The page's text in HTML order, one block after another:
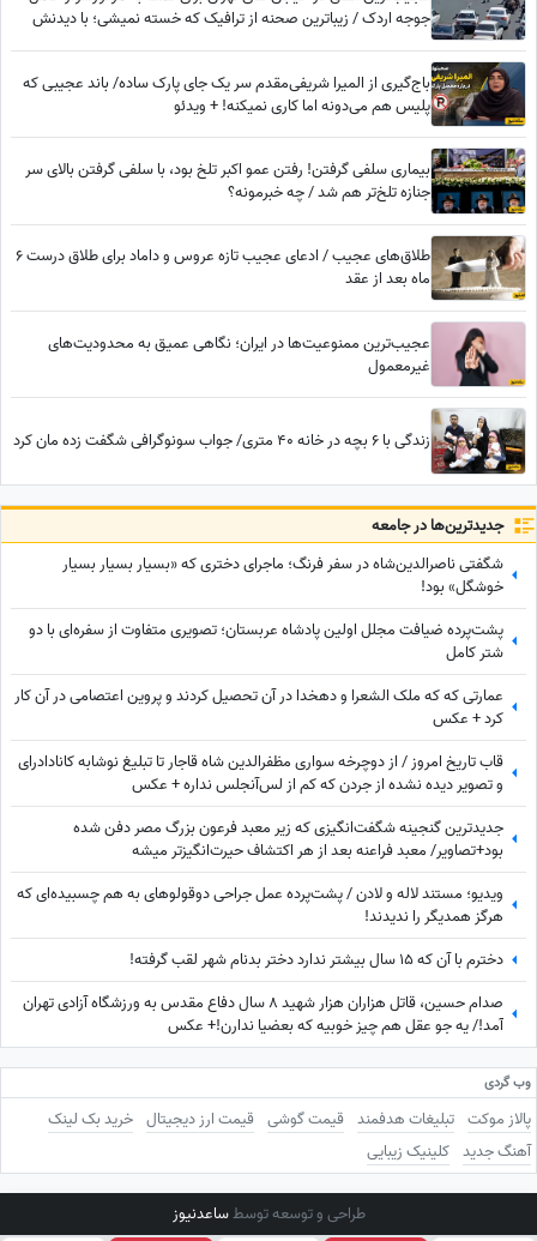
جوجه اردک / زیباترین صحنه از ترافیک که خسته نمیشی؛ با دیدنش
باج‌گیری از المیرا شریفی‌مقدم سر یک جای پارک ساده/ باند عجیبی که
پلیس هم می‌دونه اما کاری نمیکنه! + ویدئو
بیماری سلفی گرفتن! رفتن عمو اکبر تلخ بود، با سلفی گرفتن بالای سر
جنازه تلخ‌تر هم شد / چه خبرمونه؟
طلاق‌های عجیب / ادعای عجیب تازه عروس و داماد برای طلاق درست 6
ماه بعد از عقد
عجیب‌ترین ممنوعیت‌ها در ایران؛ نگاهی عمیق به محدودیت‌های
غیرمعمول
زندگی با 6 بچه در خانه 40 متری/ جواب سونوگرافی شگفت زده مان کرد
جدید‌ترین‌ها در جامعه
شگفتی ناصرالدین‌شاه در سفر فرنگ؛ ماجرای دختری که «بسیار بسیار بسیار
خوشگل» بود!
پشت‌پرده ضیافت مجلل اولین پادشاه عربستان؛ تصویری متفاوت از سفره‌ای با دو
شتر کامل
عمارتی که که ملک الشعرا و دهخدا در آن تحصیل کردند و پروین اعتصامی در آن کار
کرد + عکس
قاب تاریخ امروز / از دوچرخه سواری مظفرالدین شاه قاجار تا تبلیغ نوشابه ‌کانادادرای
و تصویر دیده نشده از جردن که کم از لس‌آنجلس نداره + عکس
جدیدترین گنجینه شگفت‌انگیزی که زیر معبد فرعون بزرگ مصر دفن شده
بود+تصاویر/ معبد فراعنه بعد از هر اکتشاف حیرت‌انگیزتر میشه
ویدیو؛ مستند لاله و لادن / پشت‌پرده عمل جراحی دوقولوهای به هم چسبیده‌ای که
هرگز همدیگر را ندیدند!
دخترم با آن که ۱۵ سال بیشتر ندارد دختر بدنام شهر لقب گرفته!
صدام حسین، قاتل هزاران هزار شهید 8 سال دفاع مقدس به ورزشگاه آزادی تهران
آمد!/ یه جو عقل هم چیز خوبیه که بعضیا ندارن!+ عکس
وب گردی
پالاز موکت تبلیغات هدفمند قیمت گوشی قیمت ارز دیجیتال خرید بک لینک
آهنگ جدید کلینیک زیبایی
طراحی و توسعه توسطساعدنیوز